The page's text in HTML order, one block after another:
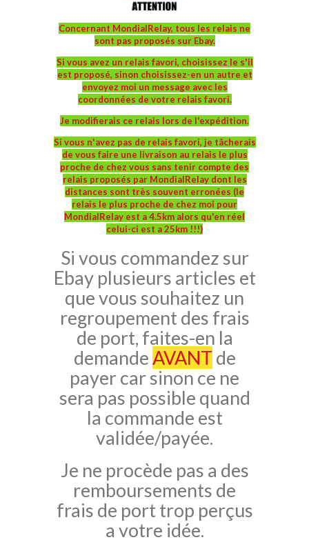
Concernant MondialRelay, tous les relais ne
sont pas proposés sur Ebay.
Si vous avez un relais favori, choisissez le s'il
est proposé, sinon choisissez-en un autre et
envoyez moi un message avec les
coordonnées de votre relais favori.
Je modifierais ce relais lors de l'expédition.
Si vous n'avez pas de relais favori, je tâcherais
de vous faire une livraison au relais le plus
proche de chez vous sans tenir compte des
relais proposés par MondialRelay dont les
distances sont très souvent erronées (le
relais le plus proche de chez moi pour
MondialRelay est a 4.5km alors qu'en réel
celui-ci est a 25km !!!)
Si vous commandez sur
Ebay plusieurs articles et
que vous souhaitez un
regroupement des frais
de port, faites-en la
demandeAVANT de
payer car sinon ce ne
sera pas possible quand
la commande est
validée/payée.
Je ne procède pas a des
remboursements de
frais de port trop perçus
a votre idée.